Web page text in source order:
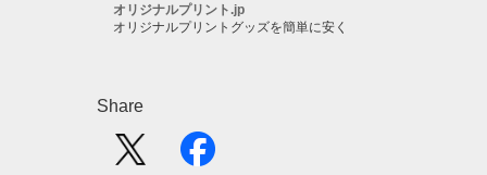
オリジナルプリント.jp
オリジナルプリントグッズを簡単に安く
Share